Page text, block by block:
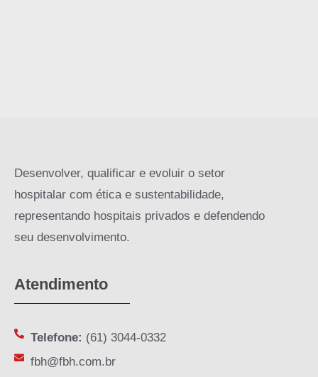
Desenvolver, qualificar e evoluir o setor
hospitalar com ética e sustentabilidade,
representando hospitais privados e defendendo
seu desenvolvimento.
Atendimento
Telefone: (61) 3044-0332
fbh@fbh.com.br